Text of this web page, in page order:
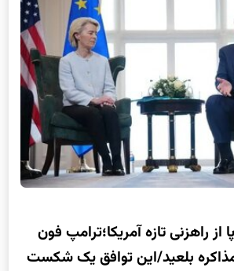
مذاکره بلعید/این توافق یک شکست
بود